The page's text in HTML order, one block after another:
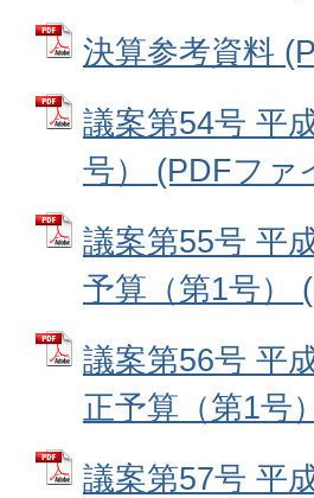
決算参考資料
議案第54号 平
号） (PDFファ
議案第55号 平
予算（第1号）
議案第56号 平
正予算（第1号
議案第57号 平